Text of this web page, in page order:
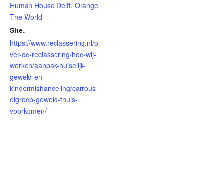
Human House Delft, Orange
The World
Site:
https://www.reclassering.nl/o
ver-de-reclassering/hoe-wij-
werken/aanpak-huiselijk-
geweld-en-
kindermishandeling/carrous
elgroep-geweld-thuis-
voorkomen/